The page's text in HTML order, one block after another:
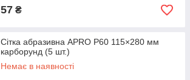
57 ₴
Сітка абразивна APRO P60 115×280 мм
карборунд (5 шт.)
Немає в наявності